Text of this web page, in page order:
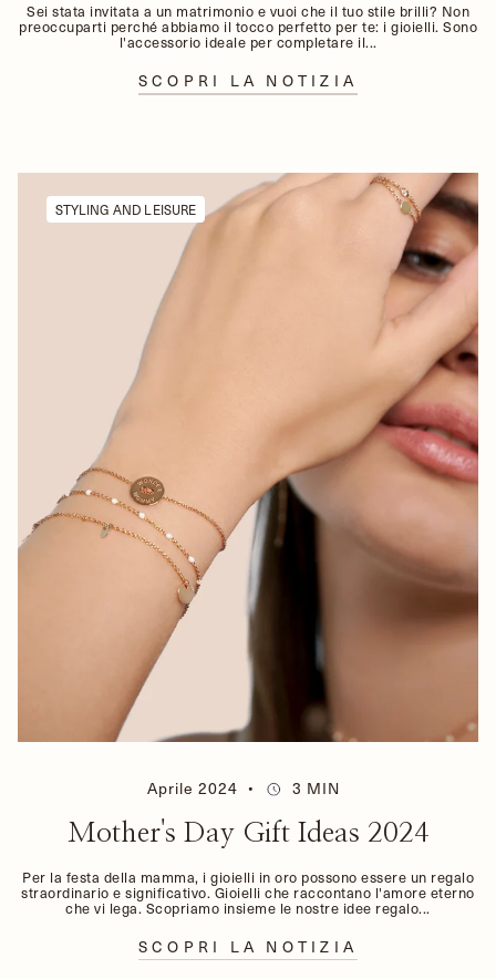
Sei stata invitata a un matrimonio e vuoi che il tuo stile brilli? Non
preoccuparti perché abbiamo il tocco perfetto per te: i gioielli. Sono
l'accessorio ideale per completare il...
SCOPRI LA NOTIZIA
STYLING AND LEISURE
Aprile 2024 3 MIN
Mother's Day Gift Ideas 2024
Per la festa della mamma, i gioielli in oro possono essere un regalo
straordinario e significativo. Gioielli che raccontano l'amore eterno
che vi lega. Scopriamo insieme le nostre idee regalo...
SCOPRI LA NOTIZIA